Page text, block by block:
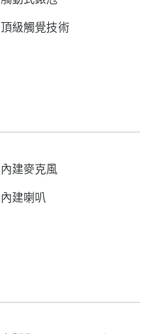
頂級觸覺技術
內建麥克風
內建喇叭